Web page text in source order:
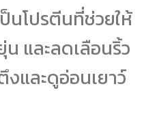
นโปรตีนที่ช่วยให้
และลดเลือนริ้ว
งและดูอ่อนเยาว์